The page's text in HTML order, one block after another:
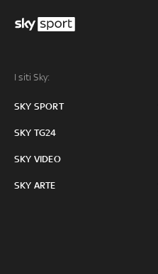
I siti Sky:
SKY SPORT
SKY TG24
SKY VIDEO
SKY ARTE